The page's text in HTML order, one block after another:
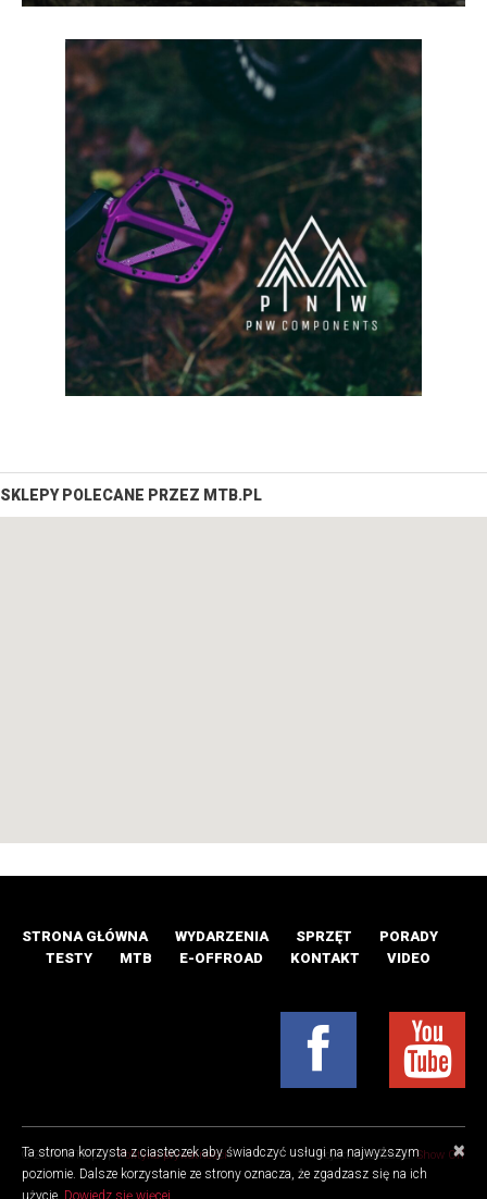
SKLEPY POLECANE PRZEZ MTB.PL
STRONA GŁÓWNA WYDARZENIA SPRZĘT
PORADY
TESTY
MTB E-OFFROAD KONTAKT VIDEO
© 2016 MTB.pl |Polityka prywatności Projekt i realizacja:Show Off
×
Ta strona korzysta z ciasteczek aby świadczyć usługi na najwyższym
poziomie. Dalsze korzystanie ze strony oznacza, że zgadzasz się na ich
użycie. Dowiedz się więcej.